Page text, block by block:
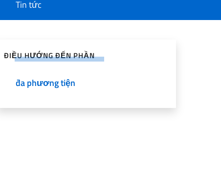
Tin tức
ĐIỀU HƯỚNG ĐẾN PHẦN
đa phương tiện